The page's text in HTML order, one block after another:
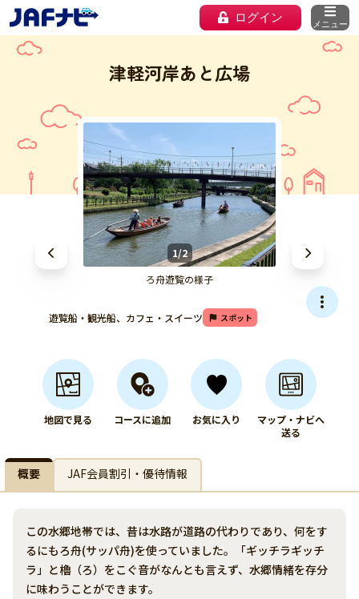
ログイン メニュー
津軽河岸あと広場
1/2
ろ舟遊覧の様子
遊覧船・観光船、カフェ・スイーツ スポット
地図で見る コースに追加 お気に入り
マップ・ナビへ
送る
概要 JAF会員割引・優待情報
この水郷地帯では、昔は水路が道路の代わりであり、何をす
るにもろ舟(サッパ舟)を使っていました。「ギッチラギッチ
ラ」と櫓（ろ）をこぐ音がなんとも言えず、水郷情緒を存分
に味わうことができます。